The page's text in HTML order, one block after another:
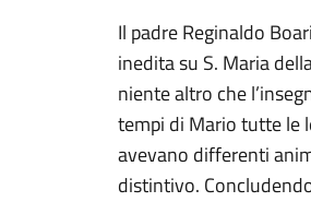
Il padre Reginaldo
inedita su S. Maria
niente altro che
tempi di Mario tutte le
avevano differenti
distintivo.